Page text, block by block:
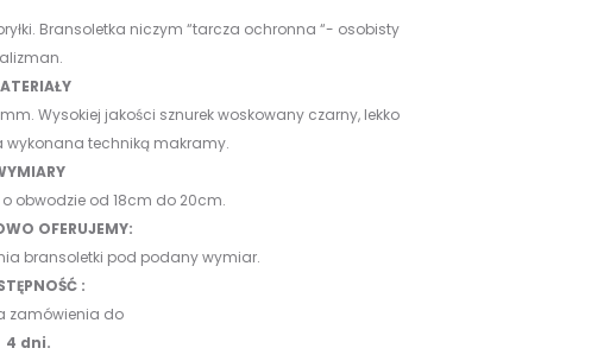
Bransoletka niczym “tarcza ochronna “- osobisty
Wysokiej jakości sznurek woskowany czarny, lekko
wykonana techniką makramy.
obwodzie od 18cm do 20cm.
OFERUJEMY:
bransoletki pod podany wymiar.
:
zamówienia do
4 dni.